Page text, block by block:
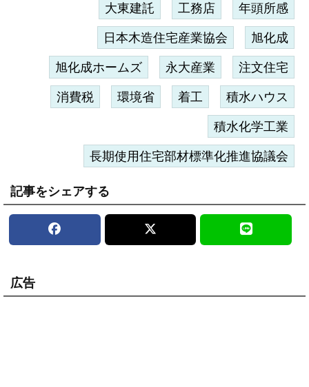
大東建託 工務店 年頭所感
日本木造住宅産業協会 旭化成
旭化成ホームズ 永大産業 注文住宅
消費税 環境省 着工 積水ハウス
積水化学工業
長期使用住宅部材標準化推進協議会
記事をシェアする
広告